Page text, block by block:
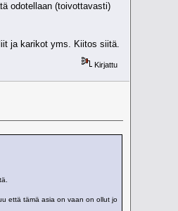
odotellaan (toivottavasti)
ja karikot yms. Kiitos siitä.
Kirjattu
että tämä asia on vaan on ollut jo